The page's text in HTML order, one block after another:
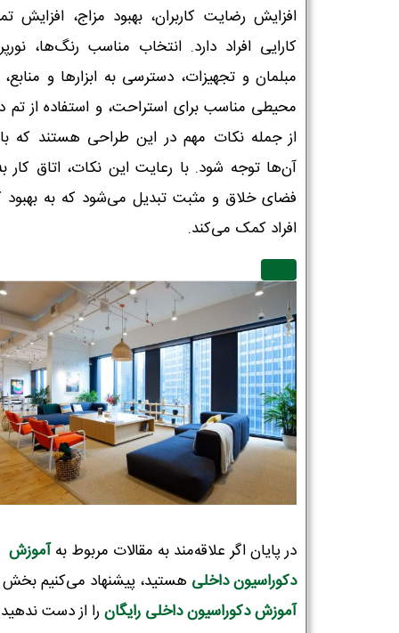
افزایش رضایت کاربران، بهبود مزاج، افزایش
کارایی افراد دارد. انتخاب مناسب رنگ‌ها،
مبلمان و تجهیزات، دسترسی به ابزارها و منابع،
محیطی مناسب برای استراحت، و استفاده از تم
از جمله نکات مهم در این طراحی هستند که
آن‌ها توجه شود. با رعایت این نکات، اتاق کار
فضای خلاق و مثبت تبدیل می‌شود که به بهبود
افراد کمک می‌کند.
در پایان اگر علاقه‌مند به مقالات مربوط بهآموزش
دکوراسیون‌ داخلی هستید، پیشنهاد می‌کنیم بخش
آموزش دکوراسیون داخلی رایگانرا از دست
نام و نام خانوادگی : *
*
شماره واتس‌اپ : *